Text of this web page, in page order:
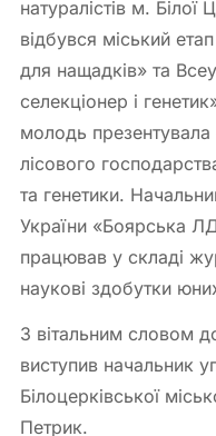
натуралістів м. Білої
відбувся міський
для нащадків» та
селекціонер і
молодь презентувала
лісового
та генетики.
України «Боярська
працював у складі
наукові здобутки
З вітальним словом
виступив начальник
Білоцерківської
Петрик.